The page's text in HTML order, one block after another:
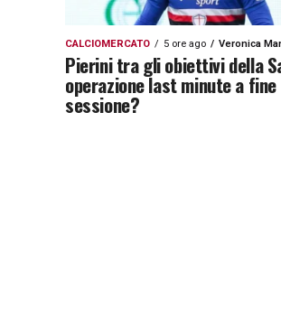
CALCIOMERCATO 5 ore ago Veronica
Pierini tra gli obiettivi della
operazione last minute a fine
sessione?